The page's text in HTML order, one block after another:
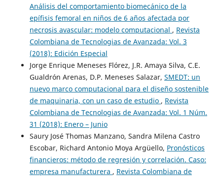
Análisis del comportamiento biomecánico de la
epífisis femoral en niños de 6 años afectada por
necrosis avascular: modelo computacional , Revista
Colombiana de Tecnologias de Avanzada: Vol. 3
(2018): Edición Especial
Jorge Enrique Meneses Flórez, J.R. Amaya Silva, C.E.
Gualdrón Arenas, D.P. Meneses Salazar, SMEDT: un
nuevo marco computacional para el diseño sostenible
de maquinaria, con un caso de estudio , Revista
Colombiana de Tecnologias de Avanzada: Vol. 1 Núm.
31 (2018): Enero – Junio
Saury José Thomas Manzano, Sandra Milena Castro
Escobar, Richard Antonio Moya Argüello, Pronósticos
financieros: método de regresión y correlación. Caso:
empresa manufacturera , Revista Colombiana de